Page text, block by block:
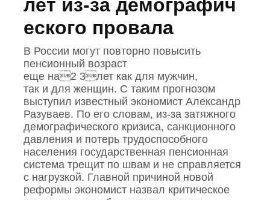
лет из‑за демографич
еского провала
В России могут повторно повысить
пенсионный возраст
еще на2 3лет как для мужчин,
так и для женщин. С таким прогнозом
выступил известный экономист Александр
Разуваев. По его словам, из‑за затяжного
демографического кризиса, санкционного
давления и потерь трудоспособного
населения государственная пенсионная
система трещит по швам и не справляется
с нагрузкой. Главной причиной новой
реформы экономист назвал критическое